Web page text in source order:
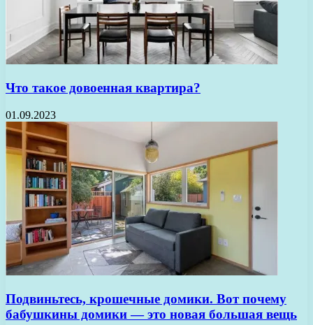
Что такое довоенная квартира?
01.09.2023
Подвиньтесь, крошечные домики. Вот почему
бабушкины домики — это новая большая вещь